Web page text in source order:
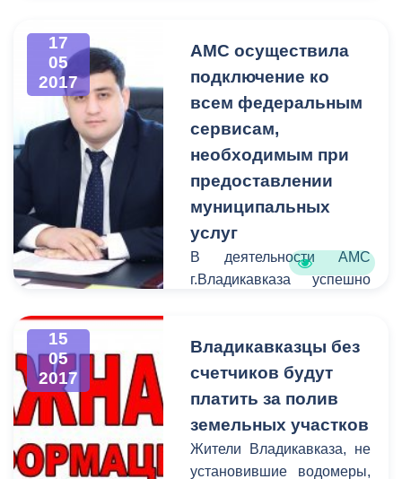
прием предложений на
лучшее типовое
архитектурное решение
на территории
г.Владикавказа до 01 июля
2017 года. Заявления с
приложением
архитектурного решения
принимаются в свободной
форме.
17
05
2017
АМС осуществила
подключение ко
всем федеральным
сервисам,
необходимым при
предоставлении
муниципальных
услуг
В деятельности АМС
г.Владикавказа успешно
электронного
взаимодействия,
межведомственных
запросов в рамках
15
05
2017
Владикавказцы без
счетчиков будут
платить за полив
земельных участков
Жители Владикавказа, не
установившие водомеры,